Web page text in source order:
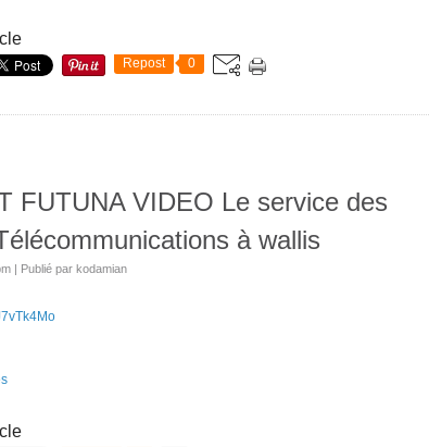
Repost 0
FUTUNA VIDEO Le service des
à wallis
| Publié par kodamian